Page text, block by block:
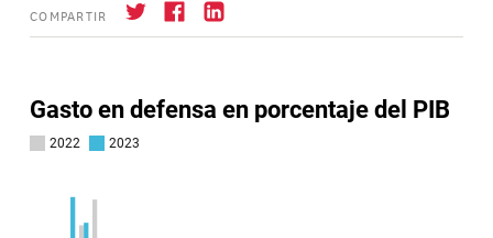
COMPARTIR
→ Suscríbase